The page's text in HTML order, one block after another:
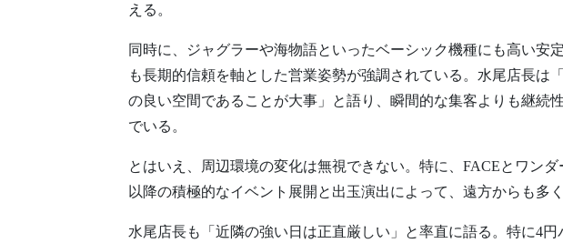
える。
同時に、ジャグラーや海物語といったベーシック機種にも高い安
も長期的信頼を軸とした営業姿勢が強調されている。水尾店長は
の良い空間であることが大事」と語り、瞬間的な集客よりも継続
でいる。
とはいえ、周辺環境の変化は無視できない。特に、FACEとワン
以降の積極的なイベント展開と出玉演出によって、遠方からも多
水尾店長も「近隣の強い日は正直厳しい」と率直に語る。特に4円